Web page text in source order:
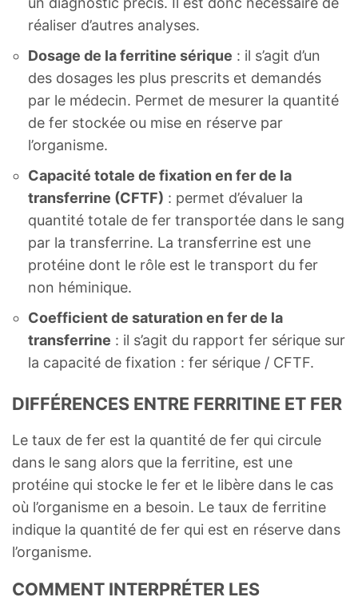
réaliser d’autres analyses.
Dosage de la ferritine sérique : il s’agit d’un
des dosages les plus prescrits et demandés
par le médecin. Permet de mesurer la quantité
de fer stockée ou mise en réserve par
l’organisme.
Capacité totale de fixation en fer de la
transferrine (CFTF) : permet d’évaluer la
quantité totale de fer transportée dans le sang
par la transferrine. La transferrine est une
protéine dont le rôle est le transport du fer
non héminique.
Coefficient de saturation en fer de la
transferrine : il s’agit du rapport fer sérique sur
la capacité de fixation : fer sérique / CFTF.
DIFFÉRENCES ENTRE FERRITINE ET FER
Le taux de fer est la quantité de fer qui circule
dans le sang alors que la ferritine, est une
protéine qui stocke le fer et le libère dans le cas
où l’organisme en a besoin. Le taux de ferritine
indique la quantité de fer qui est en réserve dans
l’organisme.
COMMENT INTERPRÉTER LES